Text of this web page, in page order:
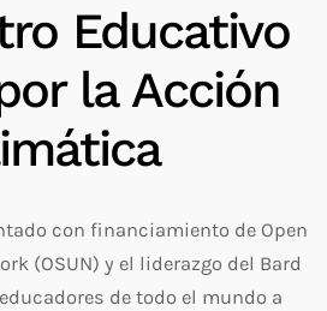
Educativo
la Acción
con financiamiento de Open
(OSUN) y el liderazgo del Bard
de todo el mundo a